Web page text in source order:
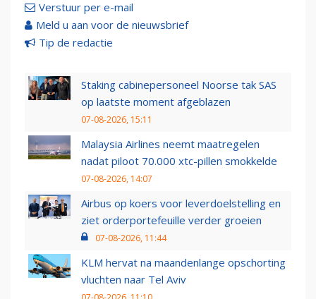
Verstuur per e-mail
Meld u aan voor de nieuwsbrief
Tip de redactie
Staking cabinepersoneel Noorse tak SAS
op laatste moment afgeblazen
07-08-2026, 15:11
Malaysia Airlines neemt maatregelen
nadat piloot 70.000 xtc-pillen smokkelde
07-08-2026, 14:07
Airbus op koers voor leverdoelstelling en
ziet orderportefeuille verder groeien
07-08-2026, 11:44
KLM hervat na maandenlange opschorting
vluchten naar Tel Aviv